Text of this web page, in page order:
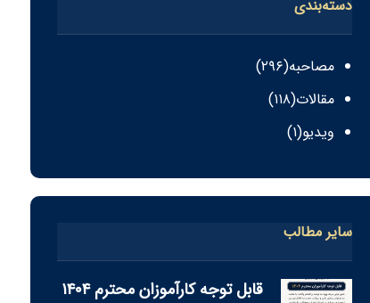
دسته‌بندی
مصاحبه(۲۹۶)
مقالات(۱۱۸)
ویدیو(۱)
سایر مطالب
قابل توجه كارآموزان محترم ١٤٠٤